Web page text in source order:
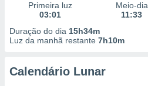
Primeira luz
03:01
Meio-dia
11:33
Duração do dia 15h34m
Luz da manhã restante 7h10m
Calendário Lunar